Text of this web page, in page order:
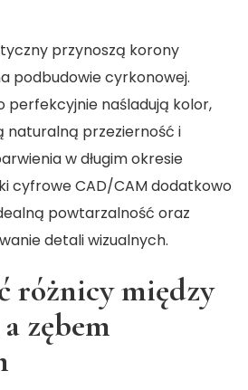
przynoszą korony
podbudowie cyrkonowej.
perfekcyjnie naśladują kolor,
naturalną przezierność i
w długim okresie
cyfrowe CAD/CAM dodatkowo
powtarzalność oraz
detali wizualnych.
różnicy między
zębem